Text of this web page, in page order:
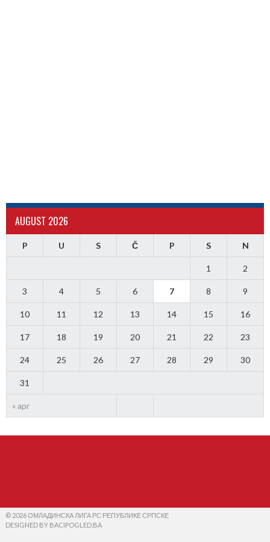
AUGUST 2026
P U S Č P S N
« apr
1 2
3 4 5 6 7 8 9
10 11 12 13 14 15 16
17 18 19 20 21 22 23
24 25 26 27 28 29 30
31
© 2026 ОМЛАДИНСКА ЛИГА РС РЕПУБЛИКЕ СРПСКЕ
DESIGNED BY BACIPOGLED.BA